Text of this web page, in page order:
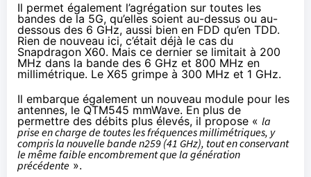
Il permet également l’agrégation sur toutes les
bandes de la 5G, qu’elles soient au-dessus ou au-
dessous des 6 GHz, aussi bien en FDD qu’en TDD.
Rien de nouveau ici, c’était déjà le cas du
Snapdragon X60. Mais ce dernier se limitait à 200
MHz dans la bande des 6 GHz et 800 MHz en
millimétrique. Le X65 grimpe à 300 MHz et 1 GHz.
Il embarque également un nouveau module pour les
antennes, le QTM545 mmWave. En plus de
permettre des débits plus élevés, il propose « la
prise en charge de toutes les fréquences millimétriques, y
compris la nouvelle bande n259 (41 GHz), tout en conservant
le même faible encombrement que la génération
précédente ».